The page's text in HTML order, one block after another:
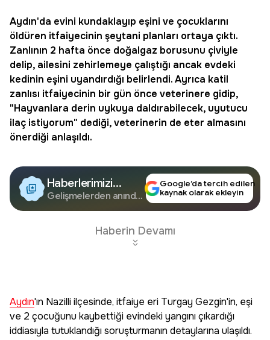
Aydın'da evini kundaklayıp eşini ve çocuklarını
öldüren itfaiyecinin şeytani planları ortaya çıktı.
Zanlının 2 hafta önce doğalgaz borusunu çiviyle
delip, ailesini zehirlemeye çalıştığı ancak evdeki
kedinin eşini uyandırdığı belirlendi. Ayrıca katil
zanlısı itfaiyecinin bir gün önce veterinere gidip,
"Hayvanlara derin uykuya daldırabilecek, uyutucu
ilaç istiyorum" dediği, veterinerin de eter almasını
önerdiği anlaşıldı.
Haberlerimizi
Google'da Takip
Edin
Gelişmelerden anında
Google’da tercih edilen
kaynak olarak ekleyin
Haberin Devamı
Aydın'ın Nazilli ilçesinde, itfaiye eri Turgay Gezgin'in, eşi
ve 2 çocuğunu kaybettiği evindeki yangını çıkardığı
iddiasıyla tutuklandığı soruşturmanın detaylarına ulaşıldı.